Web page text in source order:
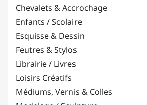
Chevalets & Accrochage
Enfants / Scolaire
Esquisse & Dessin
Feutres & Stylos
Librairie / Livres
Loisirs Créatifs
Médiums, Vernis & Colles